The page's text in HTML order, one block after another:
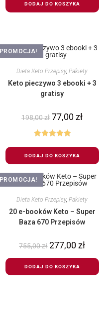
DODAJ DO KOSZYKA
PROMOCJA!
Dieta Keto Przepisy,Pakiety
Keto pieczywo 3 ebooki + 3
gratisy
198,00zł 77,00zł
5.00na 5
DODAJ DO KOSZYKA
PROMOCJA!
Dieta Keto Przepisy,Pakiety
20 e-booków Keto – Super
Baza 670 Przepisów
755,00zł 277,00zł
DODAJ DO KOSZYKA